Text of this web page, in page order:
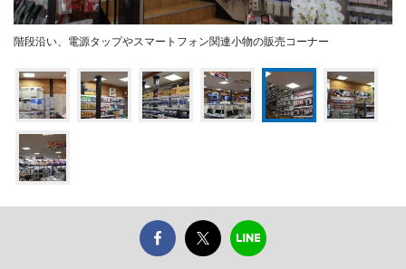
階段沿い、電源タップやスマートフォン関連小物の販売コーナー